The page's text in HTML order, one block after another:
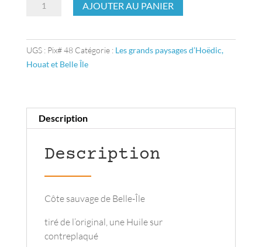
rieuses
AJOUTER AU PANIER
UGS : Pix# 48 Catégorie : Les grands paysages d’Hoëdic,
Houat et Belle Île
Description
Description
Côte sauvage de Belle-Île
tiré de l’original, une Huile sur
contreplaqué